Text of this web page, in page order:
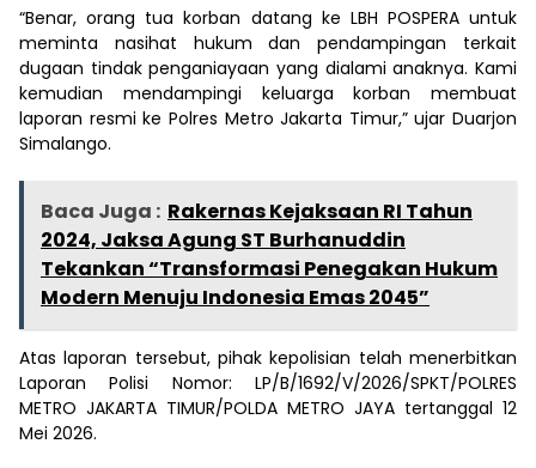
“Benar, orang tua korban datang ke LBH POSPERA untuk
meminta nasihat hukum dan pendampingan terkait
dugaan tindak penganiayaan yang dialami anaknya. Kami
kemudian mendampingi keluarga korban membuat
laporan resmi ke Polres Metro Jakarta Timur,” ujar Duarjon
Simalango.
Baca Juga : Rakernas Kejaksaan RI Tahun
2024, Jaksa Agung ST Burhanuddin
Tekankan “Transformasi Penegakan Hukum
Modern Menuju Indonesia Emas 2045”
Atas laporan tersebut, pihak kepolisian telah menerbitkan
Laporan Polisi Nomor: LP/B/1692/V/2026/SPKT/POLRES
METRO JAKARTA TIMUR/POLDA METRO JAYA tertanggal 12
Mei 2026.